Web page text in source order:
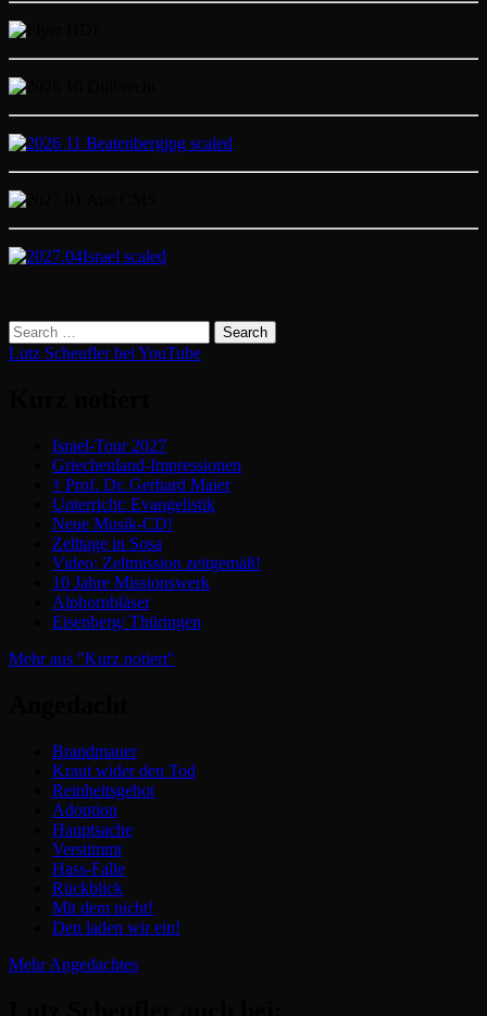
Lutz Scheufler bei YouTube
Israel-Tour 2027
Griechenland-Impressionen
† Prof. Dr. Gerhard Maier
Unterricht: Evangelistik
Neue Musik-CD!
Zelttage in Sosa
Video: Zeltmission zeitgemäß!
10 Jahre Missionswerk
Alphornbläser
Eisenberg/ Thüringen
Mehr aus "Kurz notiert"
Brandmauer
Kraut wider den Tod
Reinheitsgebot
Adoption
Hauptsache
Verstimmt
Hass-Falle
Rückblick
Mit dem nicht!
Den laden wir ein!
Mehr Angedachtes